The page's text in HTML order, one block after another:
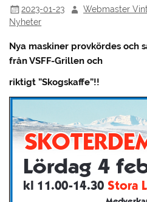
2023-01-23 Webmaster
Nyheter
Nya maskiner provkördes och
från VSFF-Grillen och
riktigt ”Skogskaffe”!!